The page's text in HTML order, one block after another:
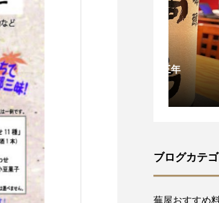
冷蔵庫の中にも三年
京都酒
になるか
ブログカテ
蕪屋おすすめ